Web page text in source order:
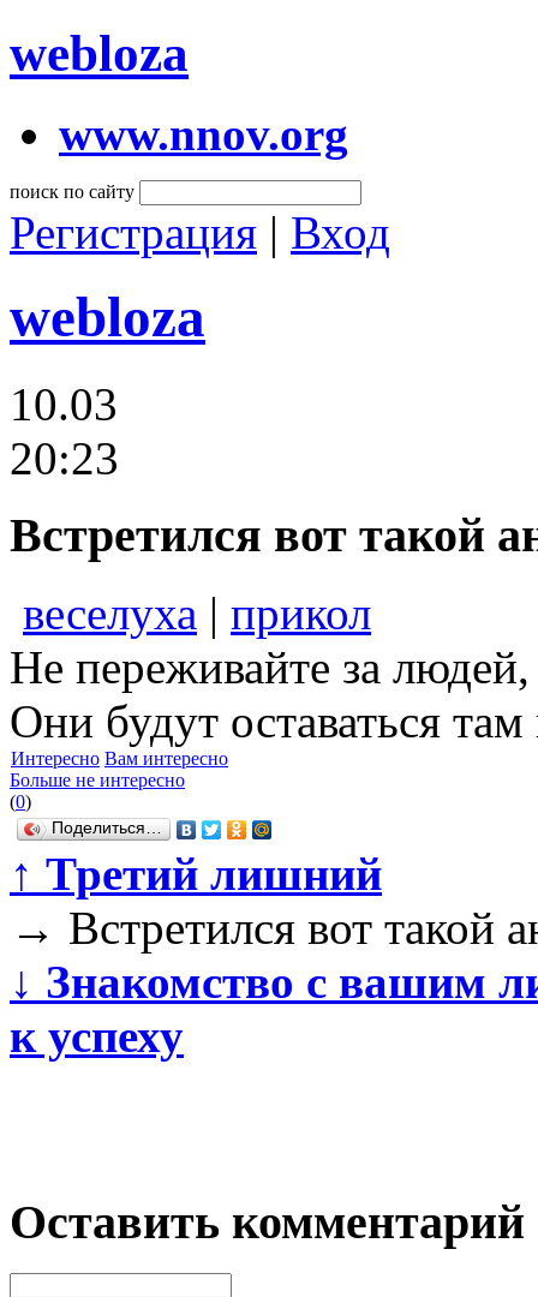
webloza
www.nnov.org
поиск по сайту
Регистрация | Вход
webloza
10.03
20:23
Встретился вот такой
веселуха | прикол
Не переживайте за
Они будут оставаться там
Интересно Вам интересно
Больше не интересно
(0)
Поделиться…
↑ Третий лишний
→ Встретился вот такой
↓ Знакомство с вашим
к успеху
Оставить комментарий